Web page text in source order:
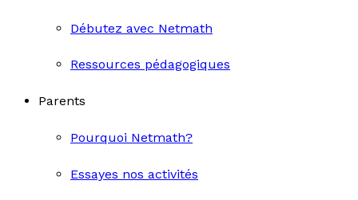
Débutez avec Netmath
Ressources pédagogiques
Parents
Pourquoi Netmath?
Essayes nos activités